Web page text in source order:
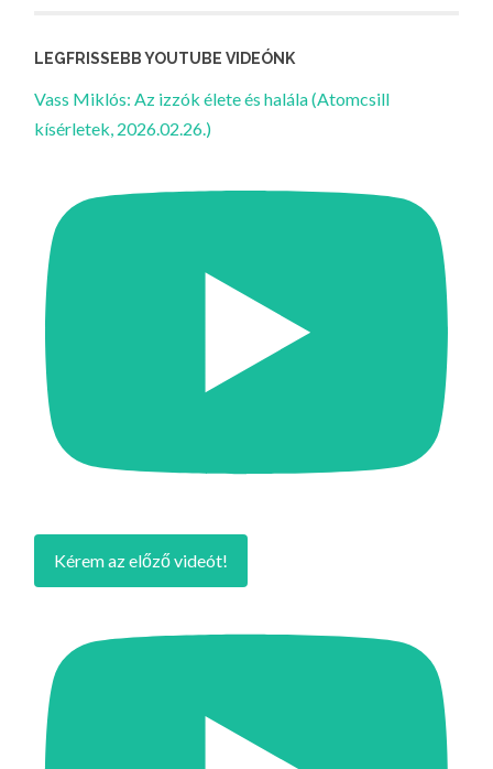
LEGFRISSEBB YOUTUBE VIDEÓNK
Vass Miklós: Az izzók élete és halála (Atomcsill
kísérletek, 2026.02.26.)
Kérem az előző videót!